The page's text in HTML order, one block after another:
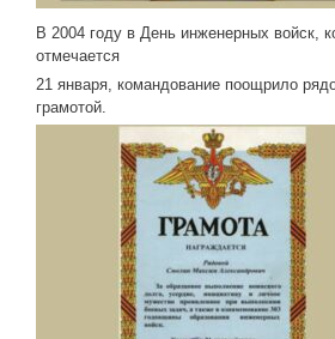
В 2004 году в День инженерных войск,
отмечается
21 января, командование поощрило
грамотой.